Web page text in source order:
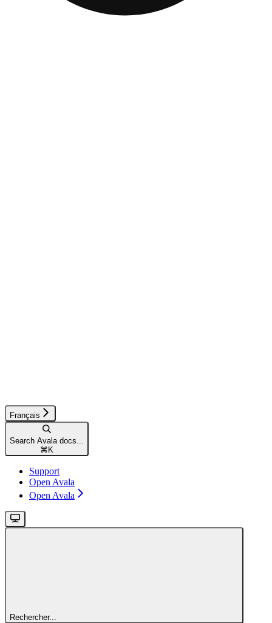
Français
Search Avala docs...
⌘ K
Support
Open Avala
Open Avala
Rechercher...